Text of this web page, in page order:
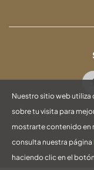
Copyright © 2024
Nuestro sitio web utiliza
sobre tu visita para
mostrarte contenido en
consulta nuestra página
haciendo clic en el